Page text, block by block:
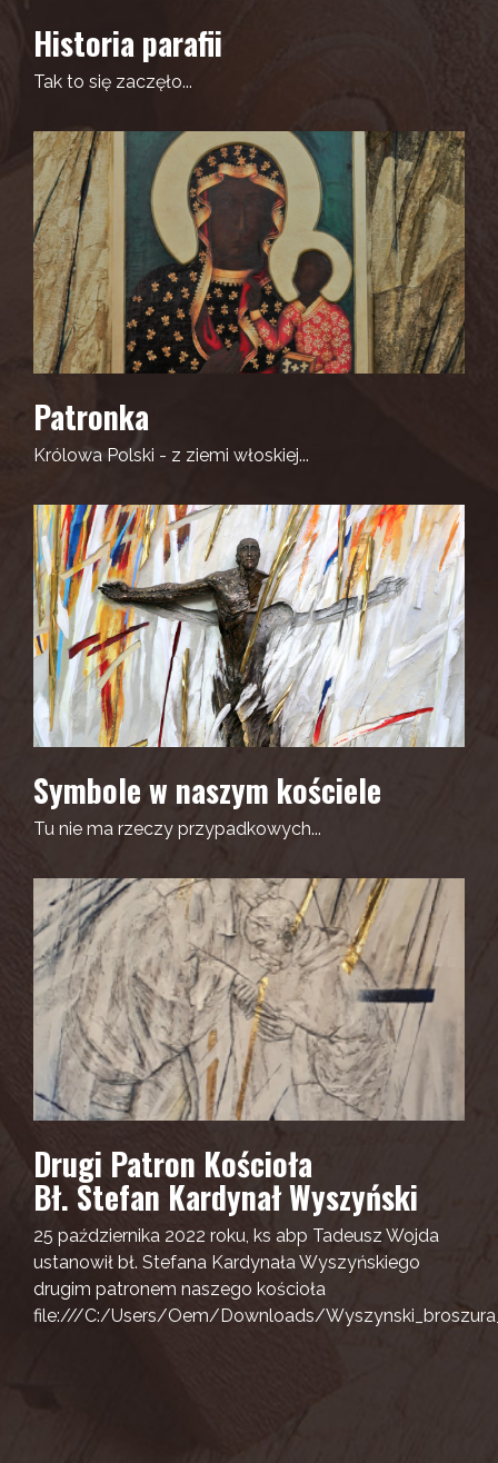
Historia parafii
Tak to się zaczęło...
Patronka
Królowa Polski - z ziemi włoskiej...
Symbole w naszym kościele
Tu nie ma rzeczy przypadkowych...
Drugi Patron Kościoła
Bł. Stefan Kardynał Wyszyński
25 października 2022 roku, ks abp Tadeusz Wojda
ustanowił bł. Stefana Kardynała Wyszyńskiego
drugim patronem naszego kościoła
file:///C:/Users/Oem/Downloads/